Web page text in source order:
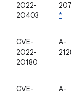
2022-
20403
*
CVE-
2022-
20180
A-
CVE-
A-